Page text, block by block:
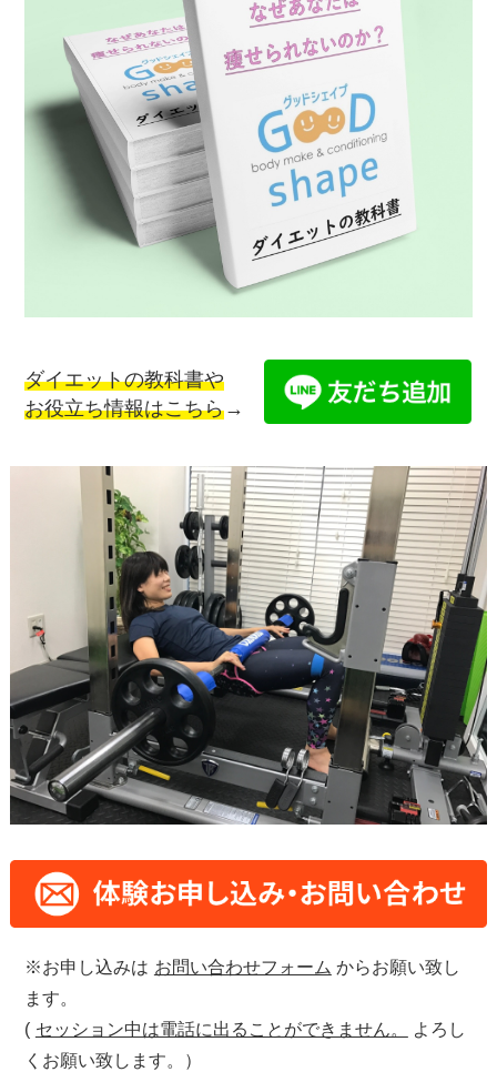
ダイエットの教科書や
お役立ち情報はこちら→
※お申し込みは お問い合わせフォーム からお願い致し
ます。
( セッション中は電話に出ることができません。
よろし
くお願い致します。）